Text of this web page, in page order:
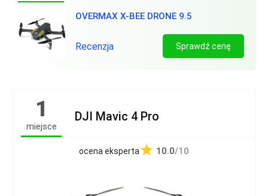
OVERMAX X-BEE DRONE 9.5
Recenzja Sprawdź cenę
1
miejsce
DJI Mavic 4 Pro
ocena eksperta 10.0/10